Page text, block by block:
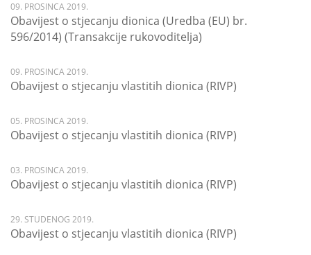
09. PROSINCA 2019.
Obavijest o stjecanju dionica (Uredba (EU) br.
596/2014) (Transakcije rukovoditelja)
09. PROSINCA 2019.
Obavijest o stjecanju vlastitih dionica (RIVP)
05. PROSINCA 2019.
Obavijest o stjecanju vlastitih dionica (RIVP)
03. PROSINCA 2019.
Obavijest o stjecanju vlastitih dionica (RIVP)
29. STUDENOG 2019.
Obavijest o stjecanju vlastitih dionica (RIVP)